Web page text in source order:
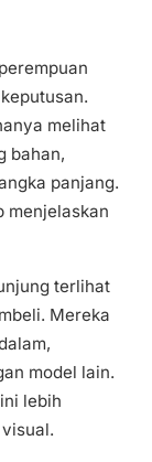
melihat
bahan,
panjang.
menjelaskan
terlihat
Mereka
model lain.
lebih